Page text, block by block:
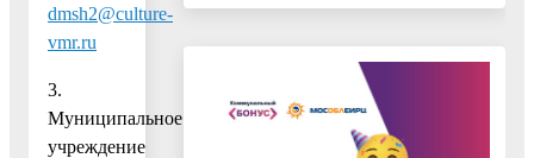
dmsh2@culture-
vmr.ru
3.
Муниципальное
учреждение